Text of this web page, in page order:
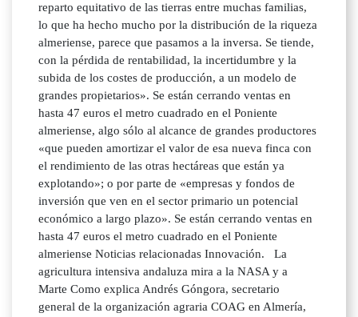
reparto equitativo de las tierras entre muchas familias,
lo que ha hecho mucho por la distribución de la riqueza
almeriense, parece que pasamos a la inversa. Se tiende,
con la pérdida de rentabilidad, la incertidumbre y la
subida de los costes de producción, a un modelo de
grandes propietarios». Se están cerrando ventas en
hasta 47 euros el metro cuadrado en el Poniente
almeriense, algo sólo al alcance de grandes productores
«que pueden amortizar el valor de esa nueva finca con
el rendimiento de las otras hectáreas que están ya
explotando»; o por parte de «empresas y fondos de
inversión que ven en el sector primario un potencial
económico a largo plazo». Se están cerrando ventas en
hasta 47 euros el metro cuadrado en el Poniente
almeriense Noticias relacionadas Innovación. La
agricultura intensiva andaluza mira a la NASA y a
Marte Como explica Andrés Góngora, secretario
general de la organización agraria COAG en Almería,